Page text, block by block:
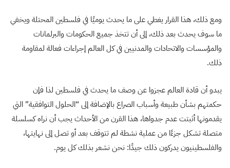
ومع ذلك، هذا القرار يغطي على ما يحدث يوميًا في فلسطين المحتلة ويخفي
ما سوف يحدث بعد ذلك، إلى أن تتخذ جميع الحكومات والبرلمانات
والمؤسسات والاتحادات والمدنيين في كل العالم إجراءات فعالة لمقاومة
ذلك.
يبدو أن قادة العالم عجزوا عن وصف ما يحدث في فلسطين لذا فإن
حكمتهم بشأن طبيعة وأسباب الصراع بالإضافة إلى “الحلول التوافقية” التي
يقدمونها أثبتت عدم جدواها، هذا القرن من الأحداث يجب أن نراه كسلسلة
متصلة تشكل جزءًا من عملية نشطة لم تتوقف بعد أو تصل إلى نهايتها،
والفلسطينيون يدركون ذلك جيدًا: نحن نشعر بذلك كل يوم.